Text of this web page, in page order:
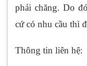
phải chăng. Do
cứ có nhu cầu thì
Thông tin liên hệ: